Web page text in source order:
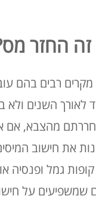
החזר
רבים בהם
לאורך השנים ולא
מהצבא, אם
את חישוב
קופות גמל
שמשפיעים על